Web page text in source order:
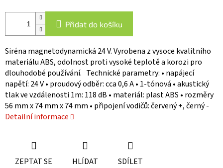
Přidat do košíku
Siréna magnetodynamická 24 V. Vyrobena z vysoce kvalitního
materiálu ABS, odolnost proti vysoké teplotě a korozi pro
dlouhodobé používání. Technické parametry: • napájecí
napětí: 24 V • proudový odběr: cca 0,6 A • 1-tónová • akustický
tlak ve vzdálenosti 1m: 118 dB • materiál: plast ABS • rozměry
56 mm x 74 mm x 74 mm • připojení vodičů: červený +, černý -
Detailní informace
ZEPTAT SE HLÍDAT SDÍLET